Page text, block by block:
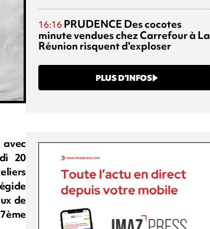
20
de
16:16 PRUDENCE Des cocotes
minute vendues chez Carrefour à La
Réunion risquent d'exploser
PLUS D’INFOS